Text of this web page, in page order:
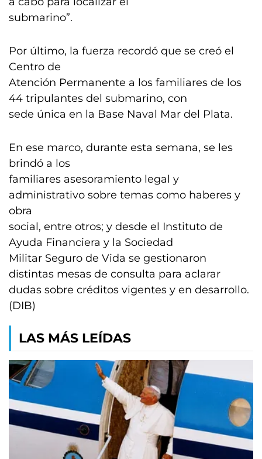
submarino”.
Por último, la fuerza recordó que se creó el
Centro de
Atención Permanente a los familiares de los
44 tripulantes del submarino, con
sede única en la Base Naval Mar del Plata.
En ese marco, durante esta semana, se les
brindó a los
familiares asesoramiento legal y
administrativo sobre temas como haberes y
obra
social, entre otros; y desde el Instituto de
Ayuda Financiera y la Sociedad
Militar Seguro de Vida se gestionaron
distintas mesas de consulta para aclarar
dudas sobre créditos vigentes y en desarrollo.
(DIB)
LAS MÁS LEÍDAS